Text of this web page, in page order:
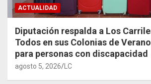
ACTUALIDAD
Diputación respalda a Los
Todos en sus Colonias de
para personas con discapacidad
agosto 5, 2026 LC